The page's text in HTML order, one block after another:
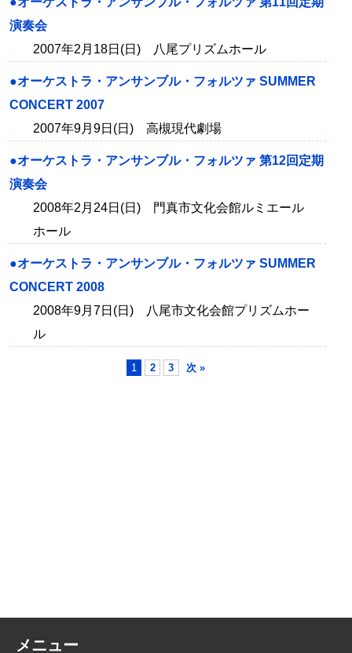
演奏会
2007年2月18日(日) 八尾プリズムホール
●オーケストラ・アンサンブル・フォルツァ SUMMER
CONCERT 2007
2007年9月9日(日) 高槻現代劇場
●オーケストラ・アンサンブル・フォルツァ 第12回定期
演奏会
2008年2月24日(日) 門真市文化会館ルミエール
ホール
●オーケストラ・アンサンブル・フォルツァ SUMMER
CONCERT 2008
2008年9月7日(日) 八尾市文化会館プリズムホー
ル
1 2 3 次 »
メニュー